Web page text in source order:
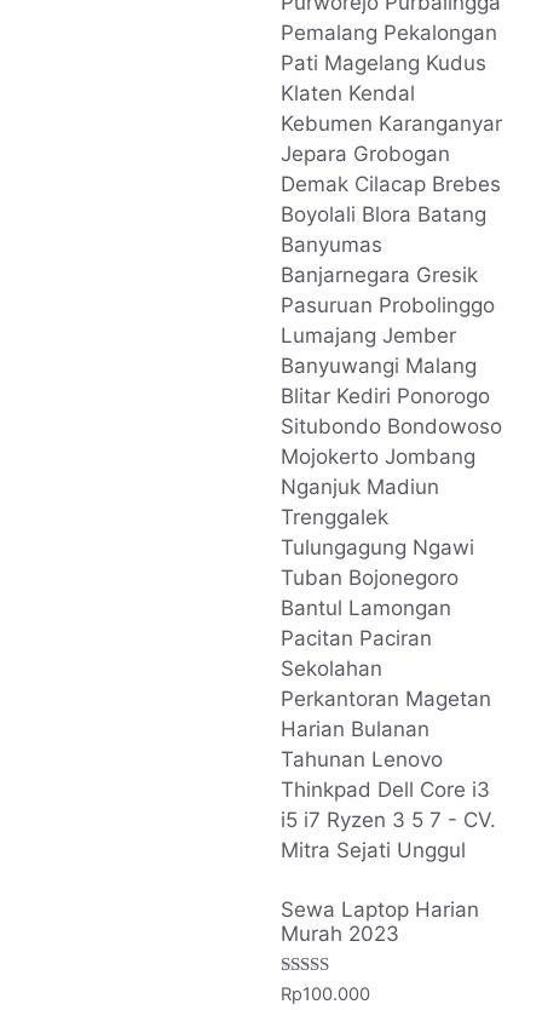
Sewa Laptop Harian
Murah 2023
Dinilai
Rp100.000